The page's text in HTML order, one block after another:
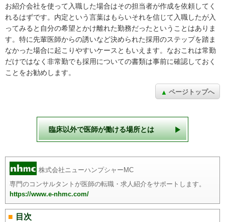
お紹介会社を使って入職した場合はその担当者が作成を依頼してく
れるはずです。内定という言葉はもらいそれを信じて入職したが入
ってみると自分の希望とかけ離れた勤務だったということはありま
す。特に先輩医師からの誘いなど決められた採用のステップを踏ま
なかった場合に起こりやすいケースともいえます。なおこれは常勤
だけではなく非常勤でも採用についての書類は事前に確認しておく
ことをお勧めします。
ページトップへ
臨床以外で医師が働ける場所とは
株式会社ニューハンプシャーMC
専門のコンサルタントが医師の転職・求人紹介をサポートします。
https://www.e-nhmc.com/
目次